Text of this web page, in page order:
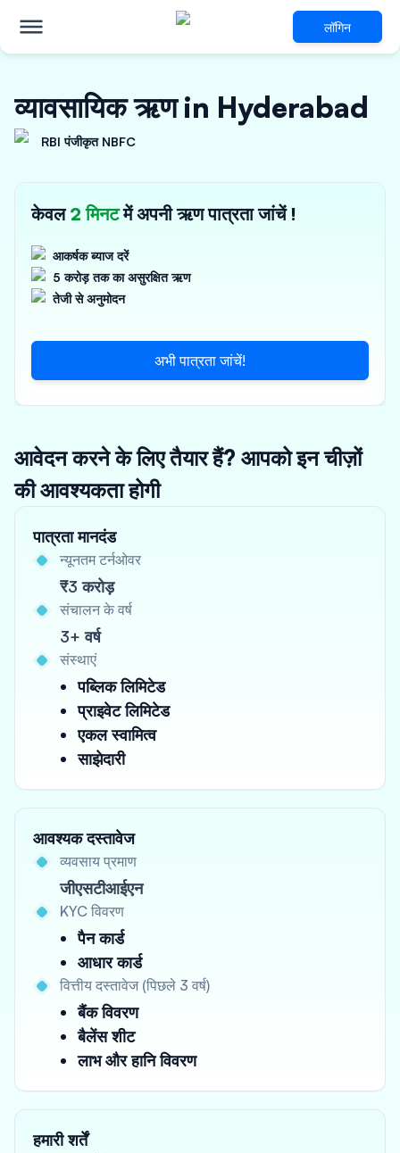
लॉगिन
व्यावसायिक ऋण in Hyderabad
RBI पंजीकृत NBFC
केवल2 मिनटमें अपनी ऋण पात्रता जांचें !
आकर्षक ब्याज दरें
5 करोड़ तक का असुरक्षित ऋण
तेजी से अनुमोदन
अभी पात्रता जांचें!
आवेदन करने के लिए तैयार हैं? आपको इन चीज़ों
की आवश्यकता होगी
पात्रता मानदंड
न्यूनतम टर्नओवर
₹3 करोड़
संचालन के वर्ष
3+ वर्ष
संस्थाएं
पब्लिक लिमिटेड
प्राइवेट लिमिटेड
एकल स्वामित्व
साझेदारी
आवश्यक दस्तावेज
व्यवसाय प्रमाण
जीएसटीआईएन
KYC विवरण
पैन कार्ड
आधार कार्ड
वित्तीय दस्तावेज (पिछले 3 वर्ष)
बैंक विवरण
बैलेंस शीट
लाभ और हानि विवरण
हमारी शर्तें